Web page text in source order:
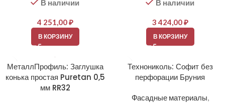
В наличии
4 251,00₽
В КОРЗИНУ
В наличии
3 424,00₽
В КОРЗИНУ
МеталлПрофиль: Заглушка
конька простая Puretan 0,5
мм RR32
Технониколь: Софит без
перфорации Бруния
Фасадные материалы,